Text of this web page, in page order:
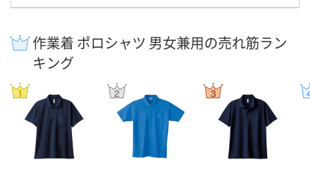
作業着 ポロシャツ 男女兼用の売れ筋ラン
キング